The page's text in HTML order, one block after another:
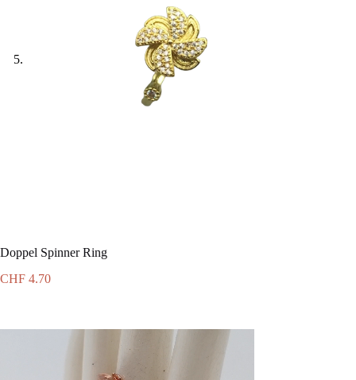
Doppel Spinner Ring
CHF 4.70